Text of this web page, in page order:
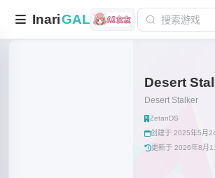
InariGAL
Desert
Desert Stalker
ZetanDS
创建于 2025年5月
更新于 2026年8月